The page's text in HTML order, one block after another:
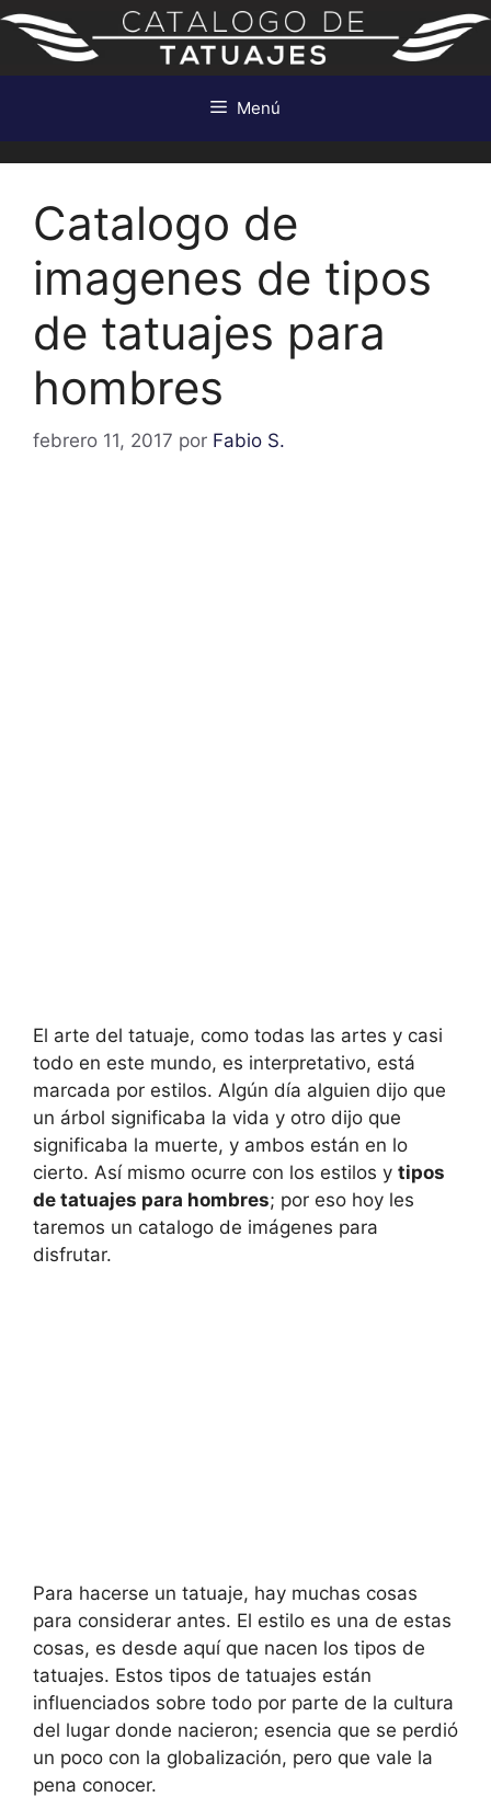
Saltar
contenido
Menú
Catalogo de
imagenes de tipos
de tatuajes para
hombres
febrero 11, 2017 por Fabio S.
El arte del tatuaje, como todas las artes y casi
todo en este mundo, es interpretativo, está
marcada por estilos. Algún día alguien dijo que
un árbol significaba la vida y otro dijo que
significaba la muerte, y ambos están en lo
cierto. Así mismo ocurre con los estilos y tipos
de tatuajes para hombres; por eso hoy les
taremos un catalogo de imágenes para
disfrutar.
Para hacerse un tatuaje, hay muchas cosas
para considerar antes. El estilo es una de estas
cosas, es desde aquí que nacen los tipos de
tatuajes. Estos tipos de tatuajes están
influenciados sobre todo por parte de la cultura
del lugar donde nacieron; esencia que se perdió
un poco con la globalización, pero que vale la
pena conocer.